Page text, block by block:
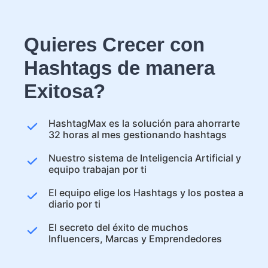
Quieres Crecer con
Hashtags de manera
Exitosa?
HashtagMax es la solución para ahorrarte
32 horas al mes gestionando hashtags
Nuestro sistema de Inteligencia Artificial y
equipo trabajan por ti
El equipo elige los Hashtags y los postea a
diario por ti
El secreto del éxito de muchos
Influencers, Marcas y Emprendedores